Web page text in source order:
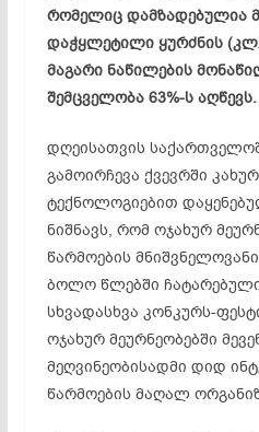
რომელიც დამზადებულია
დაჭყლეტილი ყურძნის
მაგარი ნაწილების
შემცველობა 63%-ს აღწევს.
დღეისათვის
გამოირჩევა ქვევრში
ტექნოლოგიებით
ნიშნავს, რომ ოჯახურ
წარმოების
ბოლო წლებში
სხვადასხვა კონკურს-
ოჯახურ მეურნეობებში
მეღვინეობისადმი დიდ
წარმოების მაღალ